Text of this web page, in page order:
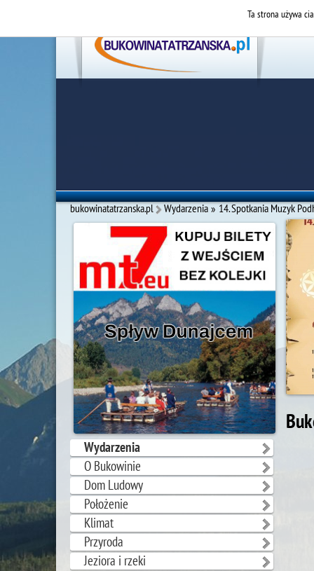
bukowinatatrzanska.pl Wydarzenia » 14. Spotkania Muzyk
Wydarzenia
O Bukowinie
Dom Ludowy
Położenie
Klimat
Przyroda
Jeziora i rzeki
Ta strona używa